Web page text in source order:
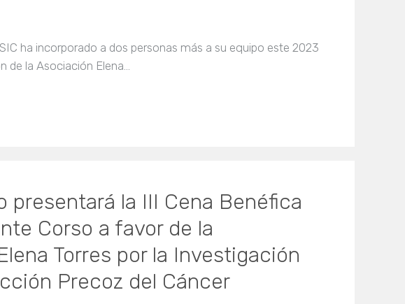
ha incorporado a dos personas más a su equipo este 2023
de la Asociación Elena…
presentará la III Cena Benéfica
Corso a favor de la
Torres por la Investigación
Precoz del Cáncer